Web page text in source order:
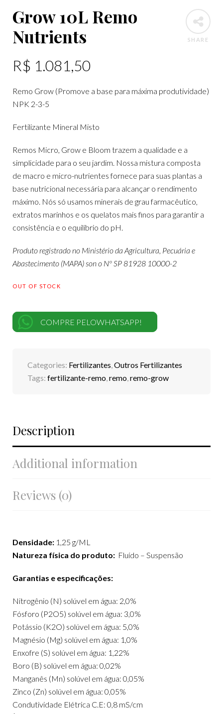
SHARE
Grow 10L Remo
Nutrients
R$ 1.081,50
Remo Grow (Promove a base para máxima produtividade)
NPK 2-3-5
Fertilizante Mineral Misto
Remos Micro, Grow e Bloom trazem a qualidade e a
simplicidade para o seu jardim. Nossa mistura composta
de macro e micro-nutrientes fornece para suas plantas a
base nutricional necessária para alcançar o rendimento
máximo. Nós só usamos minerais de grau farmacêutico,
extratos marinhos e os quelatos mais finos para garantir a
consistência e o equilíbrio do pH.
Produto registrado no Ministério da Agricultura, Pecuária e
Abastecimento (MAPA) son o Nº SP 81928 10000-2
OUT OF STOCK
COMPRE PELOWHATSAPP!
Categories: Fertilizantes,Outros Fertilizantes
Tags: fertilizante-remo,remo,remo-grow
Description
Additional information
Reviews (0)
Densidade: 1,25 g/ML
Natureza física do produto: Fluído – Suspensão
Garantias e especificações:
Nitrogênio (N) solúvel em água: 2,0%
Fósforo (P2O5) solúvel em água: 3,0%
Potássio (K2O) solúvel em água: 5,0%
Magnésio (Mg) solúvel em água: 1,0%
Enxofre (S) solúvel em água: 1,22%
Boro (B) solúvel em água: 0,02%
Manganês (Mn) solúvel em água: 0,05%
Zinco (Zn) solúvel em água: 0,05%
Condutividade Elétrica C.E: 0,8 mS/cm